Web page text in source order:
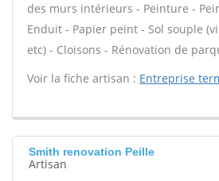
des murs intérieurs - Peinture -
Enduit - Papier peint - Sol souple
etc) - Cloisons - Rénovation de
Voir la fiche artisan : Entreprise
Smith renovation Peille
Artisan